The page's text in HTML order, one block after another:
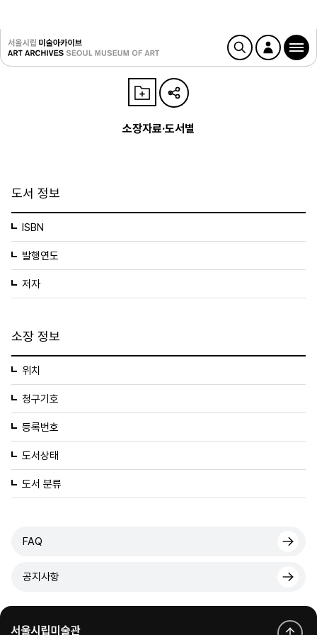
소장자료·도서별
도서 정보
ISBN
발행연도
저자
소장 정보
위치
청구기호
등록번호
도서상태
도서 분류
FAQ
공지사항